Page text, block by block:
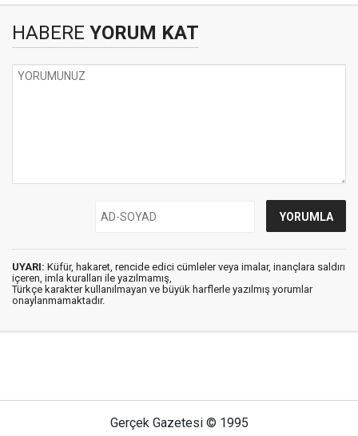
HABERE YORUM KAT
UYARI: Küfür, hakaret, rencide edici cümleler veya imalar, inançlara saldırı
içeren, imla kuralları ile yazılmamış,
Türkçe karakter kullanılmayan ve büyük harflerle yazılmış yorumlar
onaylanmamaktadır.
Gerçek Gazetesi © 1995